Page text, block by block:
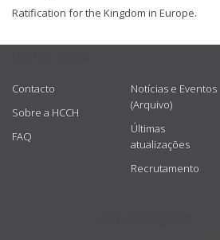
Ratification for the Kingdom in Europe.
Contacto
Sobre a HCCH
FAQ
Notícias e Eventos
(Arquivo)
Últimas
atualizações
Recrutamento